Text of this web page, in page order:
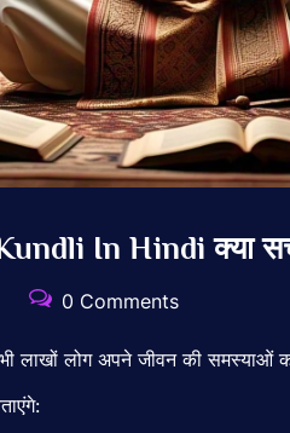
In Hindi क्या सच
0 Comments
भीलाखोंलोग अपनेजीवनकीसमस्याओं